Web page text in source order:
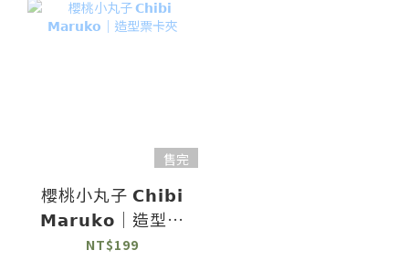
售完
櫻桃小丸子 𝗖𝗵𝗶𝗯𝗶
𝗠𝗮𝗿𝘂𝗸𝗼｜造型票
卡夾
NT$199